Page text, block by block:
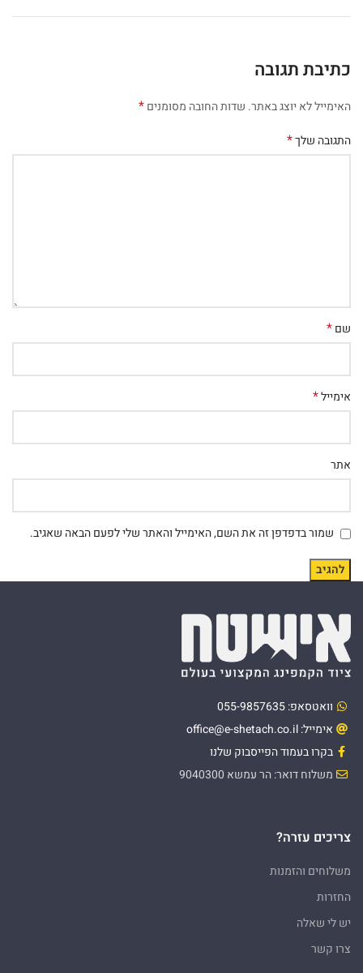
כתיבת תגובה
האימייל לא יוצג באתר. שדות החובה מסומנים*
התגובה שלך*
שם*
אימייל*
אתר
שמור בדפדפן זה את השם, האימייל והאתר שלי לפעם הבאה שאגיב.
וואטסאפ: 055-9857635
אימייל: office@e-shetach.co.il
בקרו בעמוד הפייסבוק שלנו
משלוח דואר: הר עמשא 9040300
צריכים עזרה?
משלוחים והזמנות
החזרות
יש לי שאלה
צרו קשר